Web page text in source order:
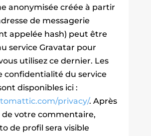
anonymisée créée à partir
de messagerie
appelée hash) peut être
service Gravatar pour
utilisez ce dernier. Les
confidentialité du service
disponibles ici :
privacy/. Après
votre commentaire,
de profil sera visible